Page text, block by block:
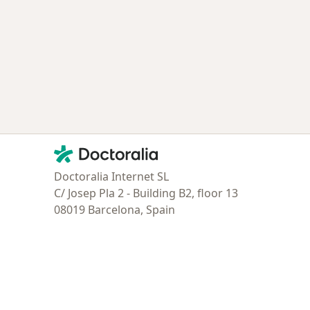
Contacto
Doctoralia - Página de inicio
Doctoralia Internet SL
C/ Josep Pla 2 - Building B2, floor 13
08019 Barcelona, Spain